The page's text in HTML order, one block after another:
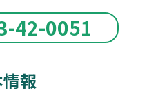
42-0051
報